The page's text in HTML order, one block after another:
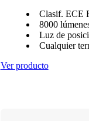
Clasif. ECE
8000
Luz de
Cualquier
Ver producto